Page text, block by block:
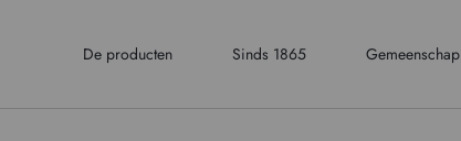
De producten Sinds 1865 Gemeenschap